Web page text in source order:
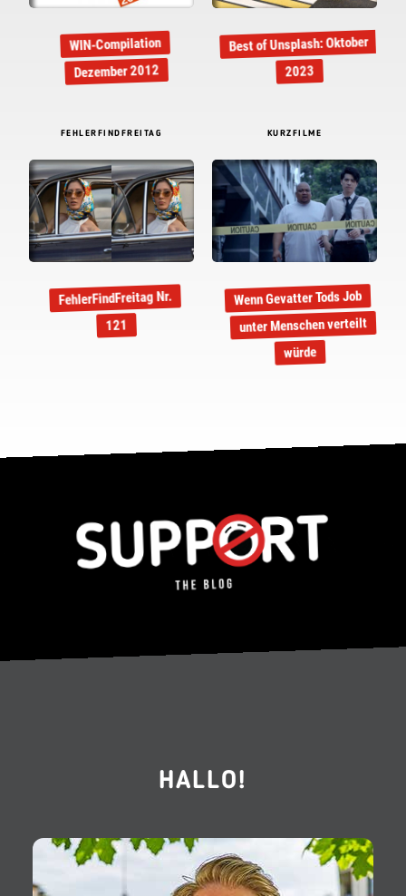
WIN-Compilation
Dezember 2012
Best of Unsplash: Oktober
2023
FEHLERFINDFREITAG
FehlerFindFreitag Nr.
121
KURZFILME
Wenn Gevatter Tods Job
unter Menschen verteilt
würde
HALLO!